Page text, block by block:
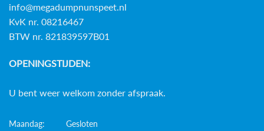
info@megadumpnunspeet.nl
KvK nr. 08216467
BTW nr. 821839597B01
OPENINGSTIJDEN:
U bent weer welkom zonder afspraak.
Maandag: Gesloten